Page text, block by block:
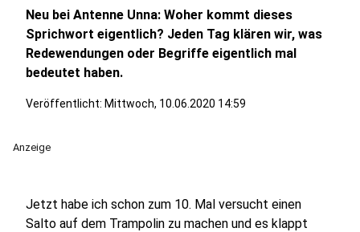
Neu bei Antenne Unna: Woher kommt dieses
Sprichwort eigentlich? Jeden Tag klären wir, was
Redewendungen oder Begriffe eigentlich mal
bedeutet haben.
Veröffentlicht: Mittwoch, 10.06.2020 14:59
Anzeige
Jetzt habe ich schon zum 10. Mal versucht einen
Salto auf dem Trampolin zu machen und es klappt